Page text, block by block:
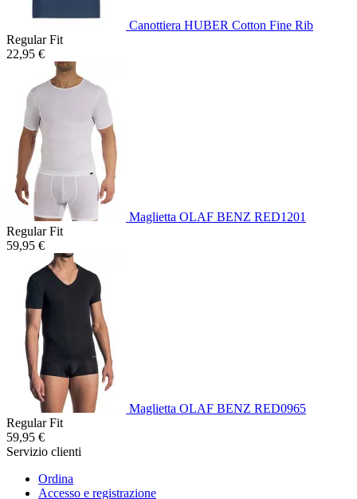
Canottiera HUBER Cotton Fine Rib
Regular Fit
22,95 €
Maglietta OLAF BENZ RED1201
Regular Fit
59,95 €
Maglietta OLAF BENZ RED0965
Regular Fit
59,95 €
Servizio clienti
Ordina
Accesso e registrazione